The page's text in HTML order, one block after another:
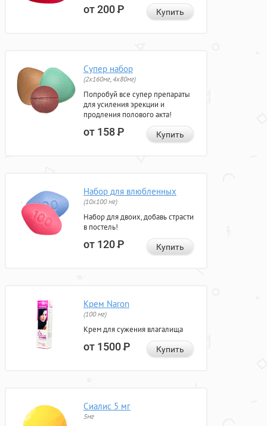
от 200Р Купить
Супер набор
(2х160мг, 4х80мг)
Попробуй все супер препараты
для усиления эрекции и
продления полового акта!
от 158Р Купить
Набор для влюбленных
(10х100 мг)
Набор для двоих, добавь страсти
в постель!
от 120Р Купить
Крем Naron
(100 мг)
Крем для сужения влагалища
от 1500Р Купить
Сиалис 5 мг
5мг